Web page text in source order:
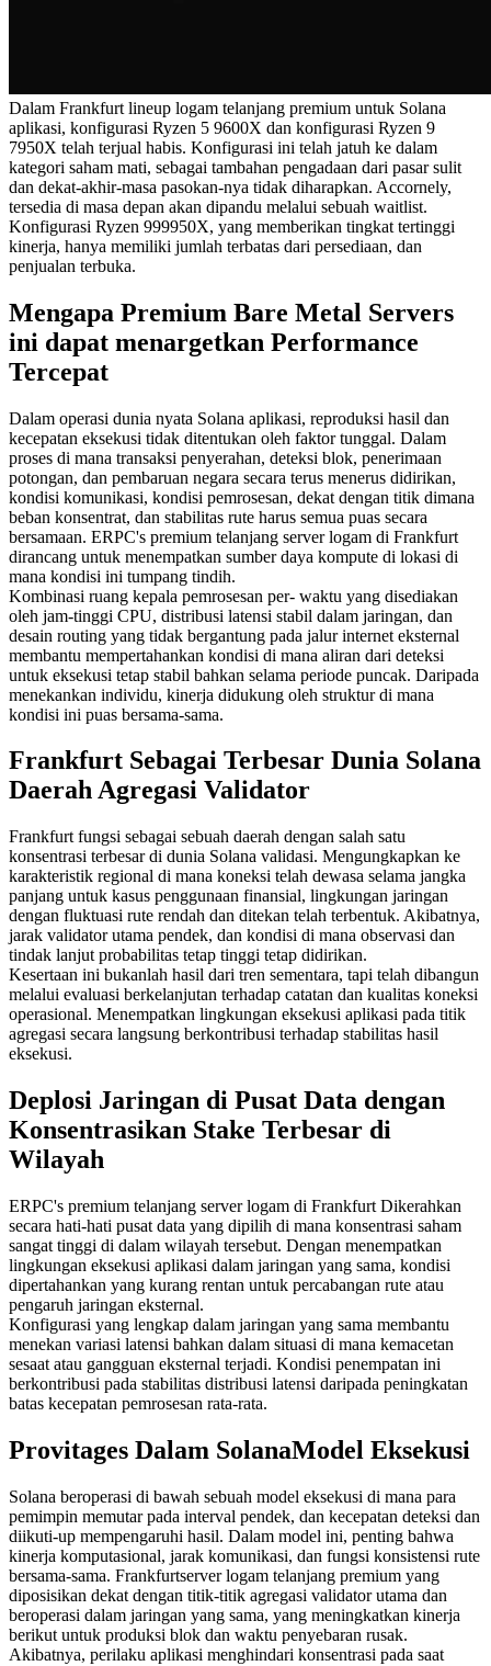
Dalam Frankfurt lineup logam telanjang premium untuk Solana
aplikasi, konfigurasi Ryzen 5 9600X dan konfigurasi Ryzen 9
7950X telah terjual habis. Konfigurasi ini telah jatuh ke dalam
kategori saham mati, sebagai tambahan pengadaan dari pasar sulit
dan dekat-akhir-masa pasokan-nya tidak diharapkan. Accornely,
tersedia di masa depan akan dipandu melalui sebuah waitlist.
Konfigurasi Ryzen 999950X, yang memberikan tingkat tertinggi
kinerja, hanya memiliki jumlah terbatas dari persediaan, dan
penjualan terbuka.
Mengapa Premium Bare Metal Servers
ini dapat menargetkan Performance
Tercepat
Dalam operasi dunia nyata Solana aplikasi, reproduksi hasil dan
kecepatan eksekusi tidak ditentukan oleh faktor tunggal. Dalam
proses di mana transaksi penyerahan, deteksi blok, penerimaan
potongan, dan pembaruan negara secara terus menerus didirikan,
kondisi komunikasi, kondisi pemrosesan, dekat dengan titik dimana
beban konsentrat, dan stabilitas rute harus semua puas secara
bersamaan. ERPC's premium telanjang server logam di Frankfurt
dirancang untuk menempatkan sumber daya kompute di lokasi di
mana kondisi ini tumpang tindih.
Kombinasi ruang kepala pemrosesan per- waktu yang disediakan
oleh jam-tinggi CPU, distribusi latensi stabil dalam jaringan, dan
desain routing yang tidak bergantung pada jalur internet eksternal
membantu mempertahankan kondisi di mana aliran dari deteksi
untuk eksekusi tetap stabil bahkan selama periode puncak. Daripada
menekankan individu, kinerja didukung oleh struktur di mana
kondisi ini puas bersama-sama.
Frankfurt Sebagai Terbesar Dunia Solana
Daerah Agregasi Validator
Frankfurt fungsi sebagai sebuah daerah dengan salah satu
konsentrasi terbesar di dunia Solana validasi. Mengungkapkan ke
karakteristik regional di mana koneksi telah dewasa selama jangka
panjang untuk kasus penggunaan finansial, lingkungan jaringan
dengan fluktuasi rute rendah dan ditekan telah terbentuk. Akibatnya,
jarak validator utama pendek, dan kondisi di mana observasi dan
tindak lanjut probabilitas tetap tinggi tetap didirikan.
Kesertaan ini bukanlah hasil dari tren sementara, tapi telah dibangun
melalui evaluasi berkelanjutan terhadap catatan dan kualitas koneksi
operasional. Menempatkan lingkungan eksekusi aplikasi pada titik
agregasi secara langsung berkontribusi terhadap stabilitas hasil
eksekusi.
Deplosi Jaringan di Pusat Data dengan
Konsentrasikan Stake Terbesar di
Wilayah
ERPC's premium telanjang server logam di Frankfurt Dikerahkan
secara hati-hati pusat data yang dipilih di mana konsentrasi saham
sangat tinggi di dalam wilayah tersebut. Dengan menempatkan
lingkungan eksekusi aplikasi dalam jaringan yang sama, kondisi
dipertahankan yang kurang rentan untuk percabangan rute atau
pengaruh jaringan eksternal.
Konfigurasi yang lengkap dalam jaringan yang sama membantu
menekan variasi latensi bahkan dalam situasi di mana kemacetan
sesaat atau gangguan eksternal terjadi. Kondisi penempatan ini
berkontribusi pada stabilitas distribusi latensi daripada peningkatan
batas kecepatan pemrosesan rata-rata.
Provitages Dalam SolanaModel Eksekusi
Solana beroperasi di bawah sebuah model eksekusi di mana para
pemimpin memutar pada interval pendek, dan kecepatan deteksi dan
diikuti-up mempengaruhi hasil. Dalam model ini, penting bahwa
kinerja komputasional, jarak komunikasi, dan fungsi konsistensi rute
bersama-sama. Frankfurtserver logam telanjang premium yang
diposisikan dekat dengan titik-titik agregasi validator utama dan
beroperasi dalam jaringan yang sama, yang meningkatkan kinerja
berikut untuk produksi blok dan waktu penyebaran rusak.
Akibatnya, perilaku aplikasi menghindari konsentrasi pada saat